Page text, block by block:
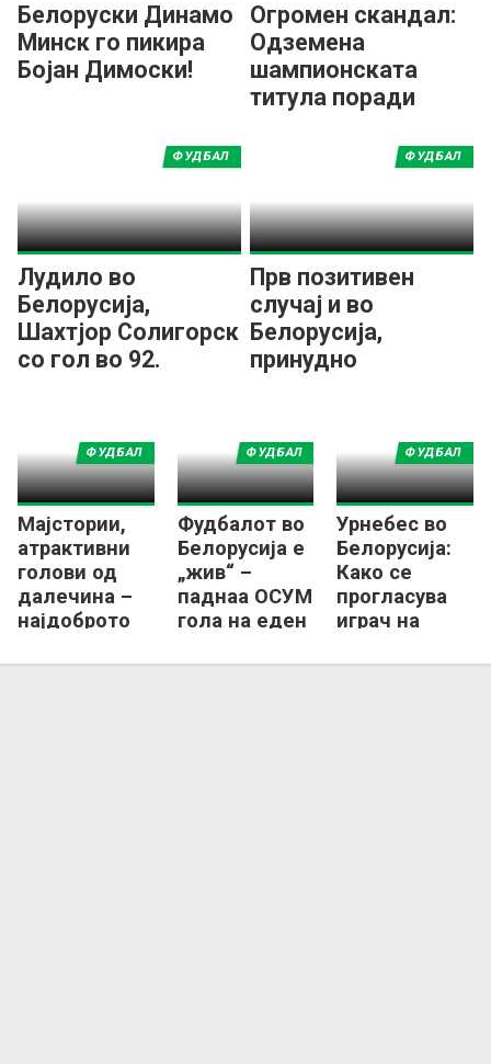
Белоруски Динамо
Минск го пикира
Бојан Димоски!
Огромен скандал:
Одземена
шампионската
титула поради
Лудило во
Белорусија,
Шахтјор Солигорск
со гол во 92.
години
ФУДБАЛ
Прв позитивен
случај и во
Белорусија,
принудно
ФУДБАЛ
Мајстории,
атрактивни
голови од
далечина –
најдоброто
белорускиот
ФУДБАЛ
Фудбалот во
Белорусија е
„жив“ –
паднаа ОСУМ
гола на еден
ФУДБАЛ
Урнебес во
Белорусија:
Како се
прогласува
играч на
ФУДБАЛ